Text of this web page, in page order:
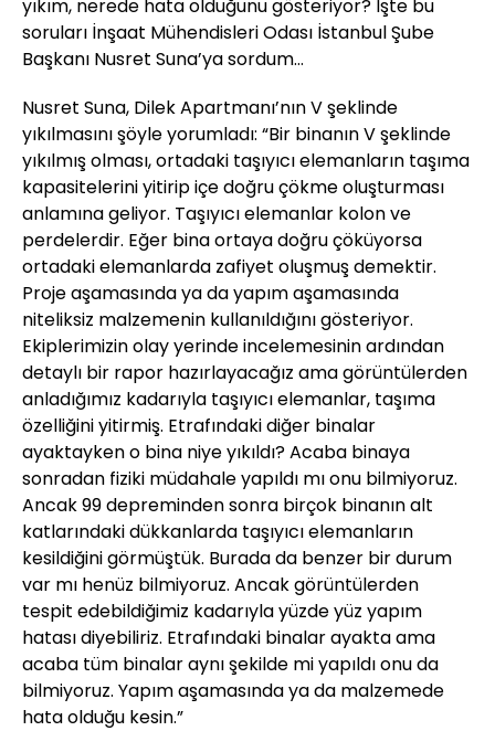
yıkım, nerede hata olduğunu gösteriyor? İşte bu
soruları İnşaat Mühendisleri Odası İstanbul Şube
Başkanı Nusret Suna’ya sordum…
Nusret Suna, Dilek Apartmanı’nın V şeklinde
yıkılmasını şöyle yorumladı: “Bir binanın V şeklinde
yıkılmış olması, ortadaki taşıyıcı elemanların taşıma
kapasitelerini yitirip içe doğru çökme oluşturması
anlamına geliyor. Taşıyıcı elemanlar kolon ve
perdelerdir. Eğer bina ortaya doğru çöküyorsa
ortadaki elemanlarda zafiyet oluşmuş demektir.
Proje aşamasında ya da yapım aşamasında
niteliksiz malzemenin kullanıldığını gösteriyor.
Ekiplerimizin olay yerinde incelemesinin ardından
detaylı bir rapor hazırlayacağız ama görüntülerden
anladığımız kadarıyla taşıyıcı elemanlar, taşıma
özelliğini yitirmiş. Etrafındaki diğer binalar
ayaktayken o bina niye yıkıldı? Acaba binaya
sonradan fiziki müdahale yapıldı mı onu bilmiyoruz.
Ancak 99 depreminden sonra birçok binanın alt
katlarındaki dükkanlarda taşıyıcı elemanların
kesildiğini görmüştük. Burada da benzer bir durum
var mı henüz bilmiyoruz. Ancak görüntülerden
tespit edebildiğimiz kadarıyla yüzde yüz yapım
hatası diyebiliriz. Etrafındaki binalar ayakta ama
acaba tüm binalar aynı şekilde mi yapıldı onu da
bilmiyoruz. Yapım aşamasında ya da malzemede
hata olduğu kesin.”